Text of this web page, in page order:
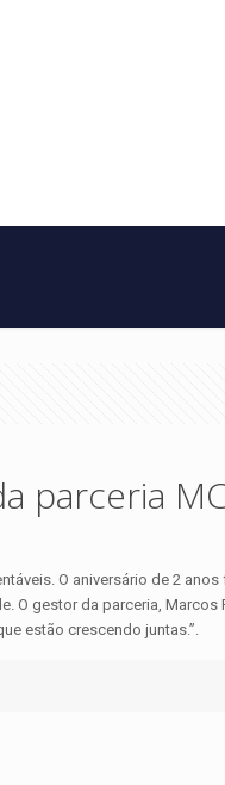
parceria
O aniversário de 2
O gestor da parceria,
estão crescendo juntas.”.